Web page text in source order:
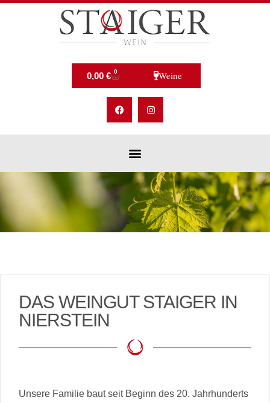
0,00 € 0 Weine
DAS WEINGUT STAIGER IN
NIERSTEIN
Unsere Familie baut seit Beginn des 20. Jahrhunderts